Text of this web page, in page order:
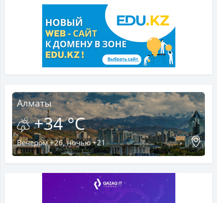
Алматы
+34 °C
Вечером +26, ночью +21